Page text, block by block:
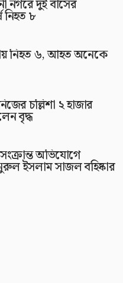
নগরে দুই বাসের
নিহত ৮
নিহত ৬, আহত অনেকে
চল্লিশা ২ হাজার
বৃদ্ধ
অভিযোগে
ইসলাম সাজল বহিষ্কার